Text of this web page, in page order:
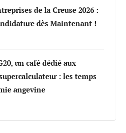
de la Creuse 2026 :
dès Maintenant !
un café dédié aux
: les temps
angevine